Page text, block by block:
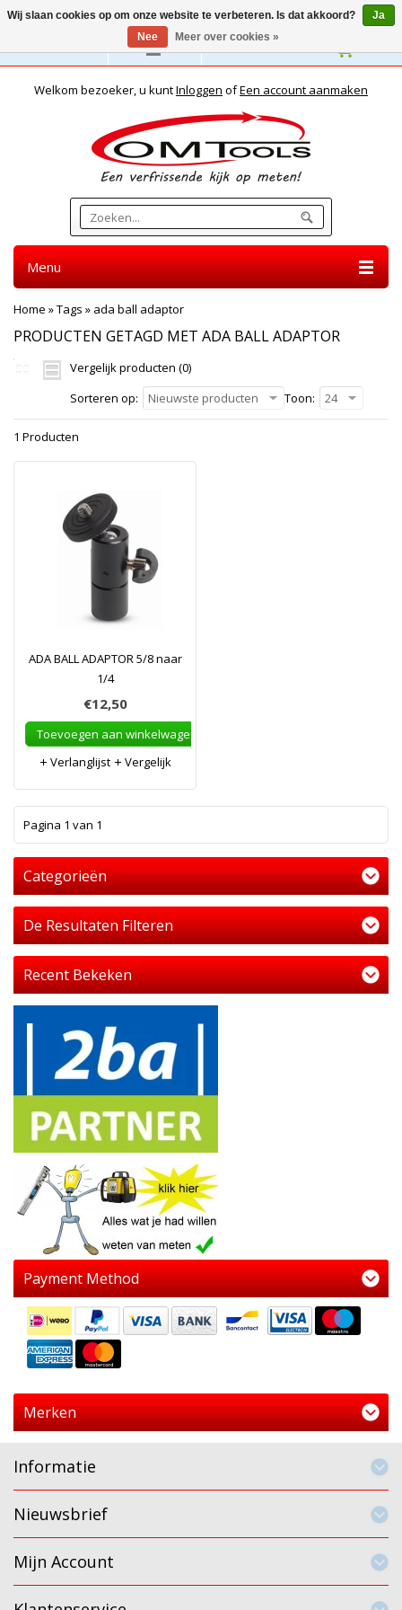
Nederlands
Welkom bezoeker, u kuntInloggen ofEen account aanmaken
Menu
Home »Tags » ada ball adaptor
PRODUCTEN GETAGD MET ADA BALL ADAPTOR
Vergelijk producten (0)
Sorteren op:
Nieuwste producten Toon: 24
1 Producten
ADA BALL ADAPTOR 5/8 naar
1/4
€12,50
Toevoegen aan winkelwagen
Verlanglijst
Vergelijk
Pagina 1 van 1
Categorieën
De Resultaten Filteren
Recent Bekeken
Payment Method
Merken
Informatie
Nieuwsbrief
Mijn Account
Wij slaan cookies op om onze website te verbeteren. Is dat akkoord?
Ja
Nee
Meer over cookies »